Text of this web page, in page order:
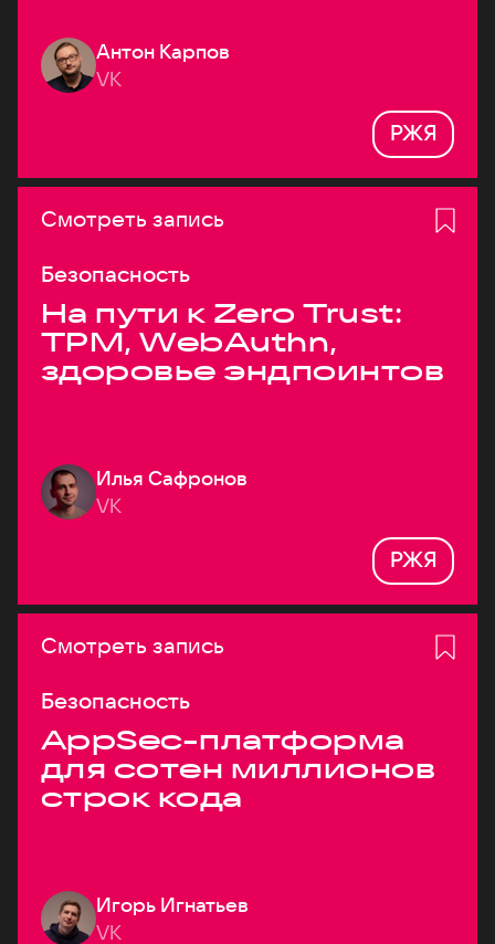
Антон Карпов
VK
РЖЯ
Смотреть запись
Безопасность
На пути к Zero Trust:
TPM, WebAuthn,
здоровье эндпоинтов
Илья Сафронов
VK
РЖЯ
Смотреть запись
Безопасность
AppSec-платформа
для сотен миллионов
строк кода
Игорь Игнатьев
VK